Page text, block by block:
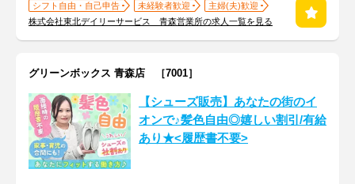
シフト自由・自己申告
未経験者歓迎
主婦(夫)歓迎
株式会社東北デイリーサービス 青森営業所の求人一覧を見る
グリーンボックス 青森店 ［7001］
【シューズ販売】あなたの街のイ
オンで♪髪色自由◎嬉しい割引/有給
あり★<履歴書不要>